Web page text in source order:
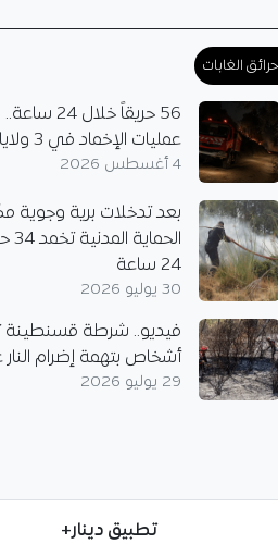
الغابات
56 حريقاً خلال
عمليات الإخماد في 3 ولايات
4 أغسطس 2026
بعد تدخلات برية وجوية
24 ساعة
30 يوليو 2026
أشخاص بتهمة إضرام النار
29 يوليو 2026
تطبيق دينار+